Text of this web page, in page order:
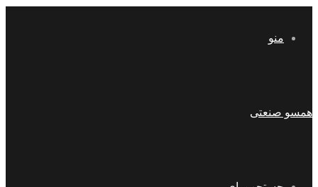
منو
همسو صنعتی